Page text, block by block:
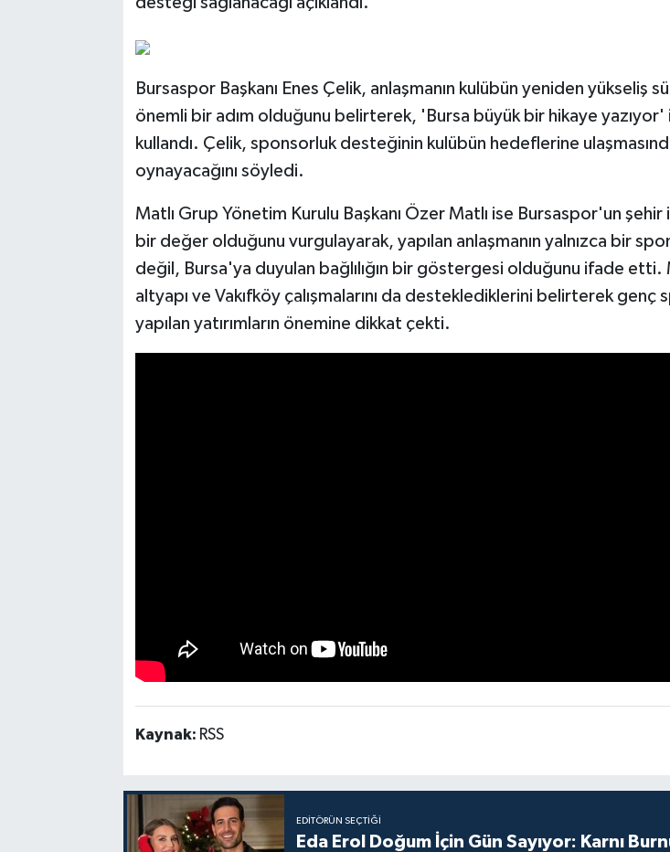
Bursaspor Başkanı Enes Çelik, anlaşmanın kulübün yeniden yükseliş
önemli bir adım olduğunu belirterek, 'Bursa büyük bir hikaye
kullandı. Çelik, sponsorluk desteğinin kulübün hedeflerine
oynayacağını söyledi.
Matlı Grup Yönetim Kurulu Başkanı Özer Matlı ise Bursaspor'un şehir
bir değer olduğunu vurgulayarak, yapılan anlaşmanın yalnızca bir
değil, Bursa'ya duyulan bağlılığın bir göstergesi olduğunu ifade etti.
altyapı ve Vakıfköy çalışmalarını da desteklediklerini belirterek genç
yapılan yatırımların önemine dikkat çekti.
Kaynak: RSS
EDITÖRÜN SEÇTIĞI
Eda Erol Doğum İçin Gün Sayıyor: Karnı